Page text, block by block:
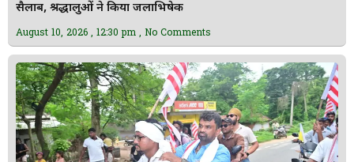
सैलाब, श्रद्धालुओं ने किया जलाभिषेक
August 10, 2026 12:30 pm No Comments